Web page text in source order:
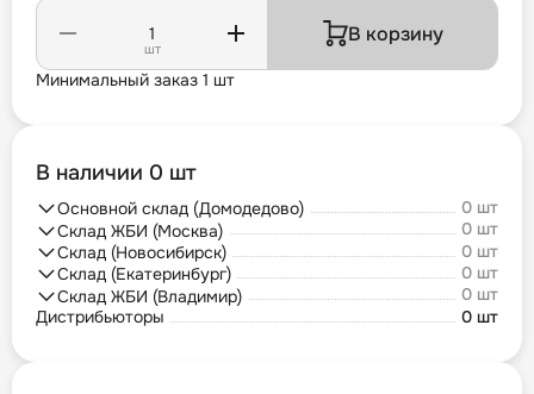
шт
В корзину
Минимальный заказ 1 шт
В наличии 0 шт
Основной склад (Домодедово)
0 шт
Склад ЖБИ (Москва)
0 шт
Склад (Новосибирск)
0 шт
Склад (Екатеринбург)
0 шт
Склад ЖБИ (Владимир)
0 шт
Дистрибьюторы
0 шт